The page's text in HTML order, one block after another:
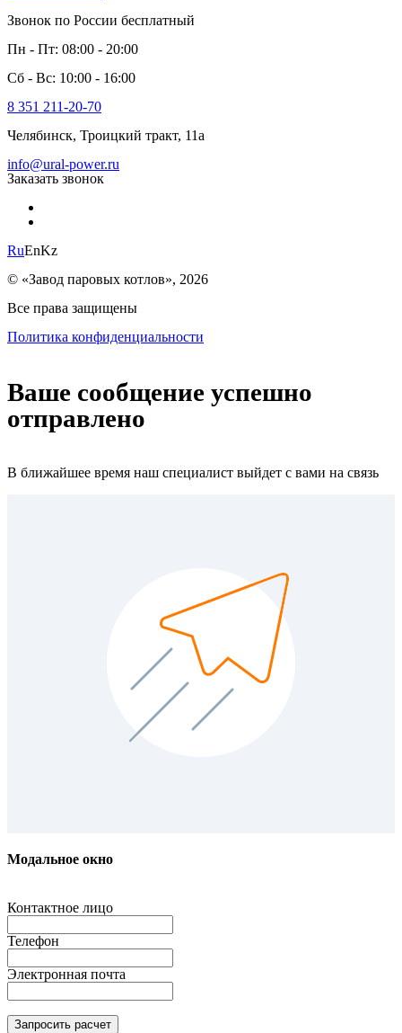
Звонок по России бесплатный
Пн - Пт: 08:00 - 20:00
Сб - Вс: 10:00 - 16:00
8 351 211-20-70
Челябинск, Троицкий тракт, 11а
info@ural-power.ru
Заказать звонок
RuEnKz
© «Завод паровых котлов», 2026
Все права защищены
Политика конфиденциальности
Ваше сообщение успешно
отправлено
В ближайшее время наш специалист выйдет с вами на связь
Модальное окно
Контактное лицо
Телефон
Электронная почта